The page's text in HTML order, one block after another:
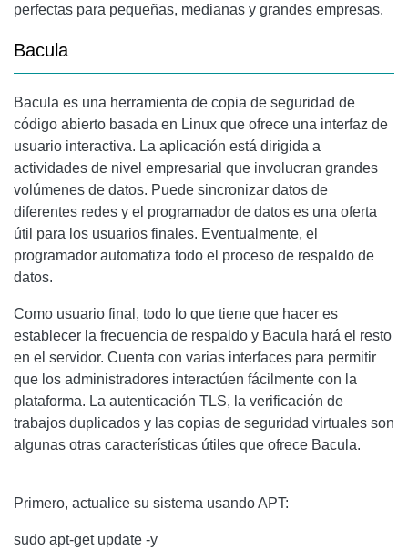
perfectas para pequeñas, medianas y grandes empresas.
Bacula
Bacula es una herramienta de copia de seguridad de
código abierto basada en Linux que ofrece una interfaz de
usuario interactiva. La aplicación está dirigida a
actividades de nivel empresarial que involucran grandes
volúmenes de datos. Puede sincronizar datos de
diferentes redes y el programador de datos es una oferta
útil para los usuarios finales. Eventualmente, el
programador automatiza todo el proceso de respaldo de
datos.
Como usuario final, todo lo que tiene que hacer es
establecer la frecuencia de respaldo y Bacula hará el resto
en el servidor. Cuenta con varias interfaces para permitir
que los administradores interactúen fácilmente con la
plataforma. La autenticación TLS, la verificación de
trabajos duplicados y las copias de seguridad virtuales son
algunas otras características útiles que ofrece Bacula.
Primero, actualice su sistema usando APT:
sudo apt-get update -y